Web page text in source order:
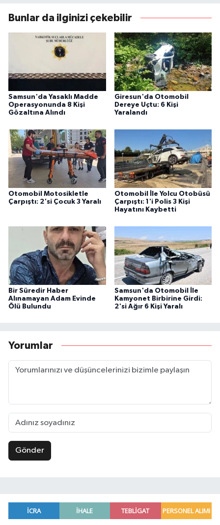
Bunlar da ilginizi çekebilir
Samsun'da Yasaklı Madde
Operasyonunda 8 Kişi
Gözaltına Alındı
Giresun'da Otomobil
Dereye Uçtu: 6 Kişi
Yaralandı
Otomobil Motosikletle
Çarpıştı: 2'si Çocuk 3 Yaralı
Otomobil İle Yolcu Otobüsü
Çarpıştı: 1'i Polis 3 Kişi
Hayatını Kaybetti
Bir Süredir Haber
Alınamayan Adam Evinde
Ölü Bulundu
Samsun'da Otomobil İle
Kamyonet Birbirine Girdi:
2'si Ağır 6 Kişi Yaralı
Yorumlar
Gönder